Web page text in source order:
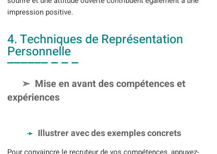
impression positive.
4. Techniques de Représentation
Personnelle
Mise en avant des compétences et
expériences
Illustrer avec des exemples concrets